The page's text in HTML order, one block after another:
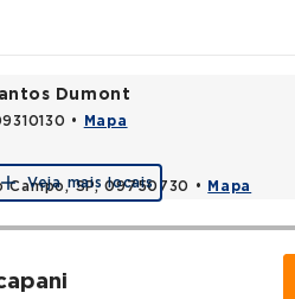
Dumont
• Mapa
SP, 09750730 • Mapa
Veja mais locais